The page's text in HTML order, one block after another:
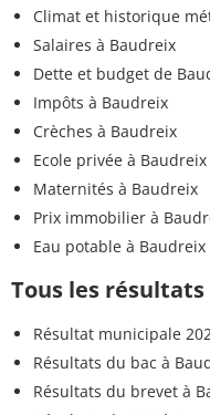
Climat et historique
Salaires à Baudreix
Dette et budget de
Impôts à Baudreix
Crèches à Baudreix
Ecole privée à Baudreix
Maternités à Baudreix
Prix immobilier à
Eau potable à Baudreix
Tous les
Résultat municipale
Résultats du bac à
Résultats du brevet à